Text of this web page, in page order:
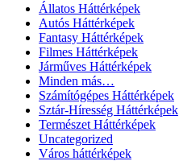
Állatos Háttérképek
Autós Háttérképek
Fantasy Háttérképek
Filmes Háttérképek
Járműves Háttérképek
Minden más…
Számítógépes Háttérképek
Sztár-Híresség Háttérképek
Természet Háttérképek
Uncategorized
Város háttérképek